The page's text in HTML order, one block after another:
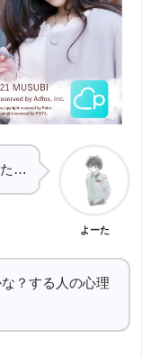
た…
よーた
？する人の心理